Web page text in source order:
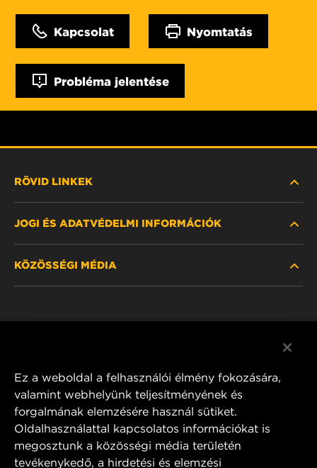
Kapcsolat Nyomtatás
Probléma jelentése
RÖVID LINKEK
HOL KAPHATÓ
JOGI ÉS ADATVÉDELMI INFORMÁCIÓK
KÖZÖSSÉGI MÉDIA
MANN+HUMMEL FT Poland
ul. Wrocławska 145,
Ez a weboldal a felhasználói élmény fokozására,
valamint webhelyünk teljesítményének és
forgalmának elemzésére használ sütiket.
Oldalhasználattal kapcsolatos információkat is
megosztunk a közösségi média területén
tevékenykedő, a hirdetési és elemzési